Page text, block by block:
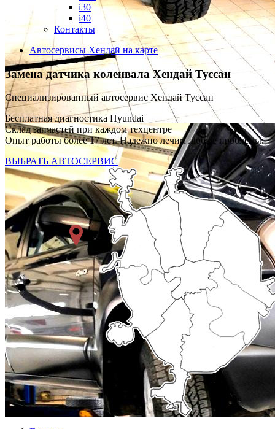
i30
i40
Контакты
Автосервисы Хендай на карте
Замена датчика коленвала Хендай Туссан
Специализированный автосервис Хендай Туссан
Бесплатная диагностика Hyundai
Склад запчастей при каждом техцентре
Опыт работы более 17 лет. Надежно лечим любые проблемы.
ВЫБРАТЬ АВТОСЕРВИС